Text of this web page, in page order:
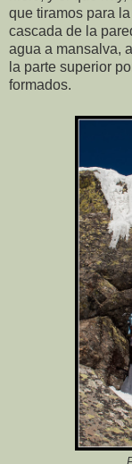
que tiramos para
cascada de la
agua a mansalva,
la parte superior
formados.